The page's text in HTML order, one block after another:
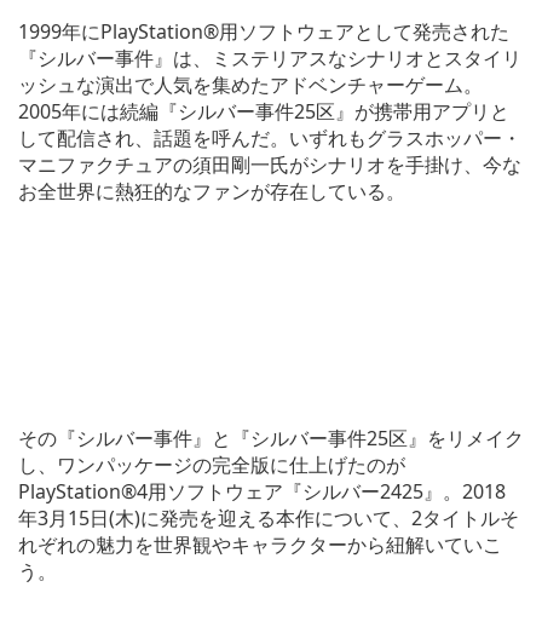
1999年にPlayStation®用ソフトウェアとして発売された
『シルバー事件』は、ミステリアスなシナリオとスタイリ
ッシュな演出で人気を集めたアドベンチャーゲーム。
2005年には続編『シルバー事件25区』が携帯用アプリと
して配信され、話題を呼んだ。いずれもグラスホッパー・
マニファクチュアの須田剛一氏がシナリオを手掛け、今な
お全世界に熱狂的なファンが存在している。
その『シルバー事件』と『シルバー事件25区』をリメイク
し、ワンパッケージの完全版に仕上げたのが
PlayStation®4用ソフトウェア『シルバー2425』。2018
年3月15日(木)に発売を迎える本作について、2タイトルそ
れぞれの魅力を世界観やキャラクターから紐解いていこ
う。